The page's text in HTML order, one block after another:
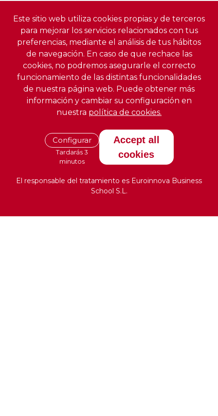
Este sitio web utiliza cookies propias y de terceros
para mejorar los servicios relacionados con tus
preferencias, mediante el análisis de tus hábitos
de navegación. En caso de que rechace las
cookies, no podremos asegurarle el correcto
funcionamiento de las distintas funcionalidades
de nuestra página web. Puede obtener más
información y cambiar su configuración en
nuestra política de cookies.
Configurar
Tardarás 3
minutos
Accept all
cookies
El responsable del tratamiento es Euroinnova Business
School S.L.